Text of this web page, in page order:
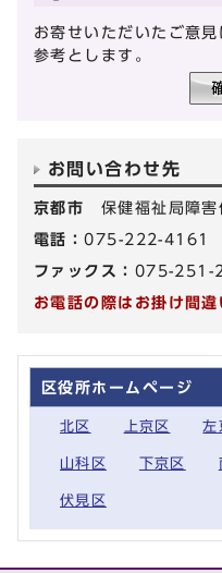
お寄せいただいたご意
参考とします。
お問い合わせ先
京都市 保健福祉局障
電話：075-222-4161
ファックス： 075-251-
お電話の際はお掛け間
区役所ホームページ
北区 上京区 左
山科区 下京区
伏見区